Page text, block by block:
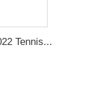
Tennis...